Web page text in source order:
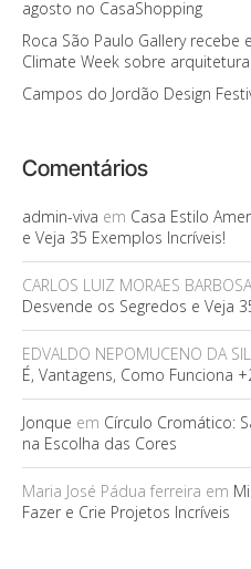
agosto no CasaShopping
Roca São Paulo Gallery
Climate Week sobre
Campos do Jordão Design
Comentários
admin-viva em Casa Estilo
e Veja 35 Exemplos Incríveis!
CARLOS LUIZ MORAES BARBOSA
Desvende os Segredos e Veja
EDVALDO NEPOMUCENO DA
É, Vantagens, Como Funciona
Jonque em Círculo Cromático:
na Escolha das Cores
Maria José Pádua ferreira em
Fazer e Crie Projetos Incríveis